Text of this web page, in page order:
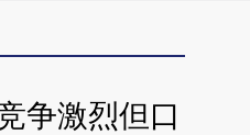
争激烈但口